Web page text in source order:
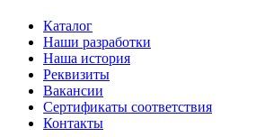
Каталог
Наши разработки
Наша история
Реквизиты
Вакансии
Сертификаты соответствия
Контакты